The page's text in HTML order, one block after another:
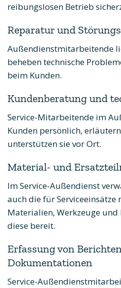
reibungslosen Betrieb
Reparatur und
Außendienstmitarbeitende
beheben technische
beim Kunden.
Kundenberatung und
Service-Mitarbeitende im
Kunden persönlich,
unterstützen sie vor Ort.
Material- und
Im Service-Außendienst
auch die für Serviceeinsätze
Materialien, Werkzeuge
diese bereit.
Erfassung von
Dokumentationen
Service-